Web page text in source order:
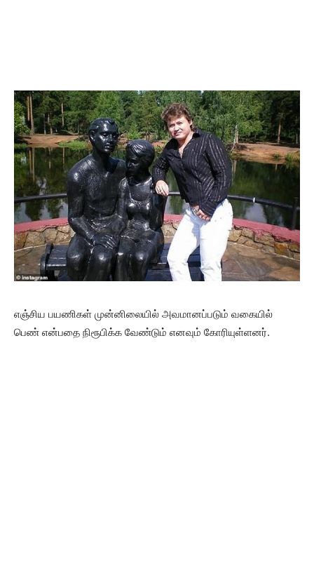
எஞ்சிய பயணிகள் முன்னிலையில் அவமானப்படும் வகையில்
பெண் என்பதை நிரூபிக்க வேண்டும் எனவும் கோரியுள்ளனர்.